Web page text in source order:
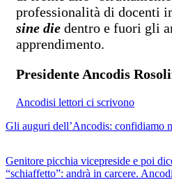
professionalità di docenti
sine die dentro e fuori gli
apprendimento.
Presidente Ancodis
Ancodisi lettori ci scrivono
Gli auguri dell’Ancodis: confidiamo
Genitore picchia vicepreside e poi
“schiaffetto”: andrà in carcere.